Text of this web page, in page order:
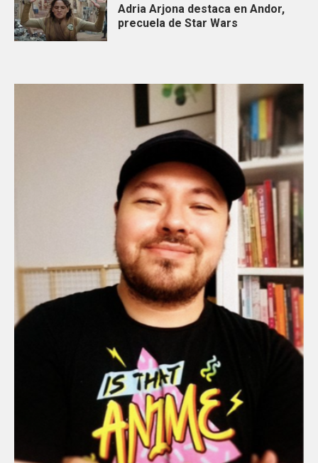
Adria Arjona destaca en Andor,
precuela de Star Wars